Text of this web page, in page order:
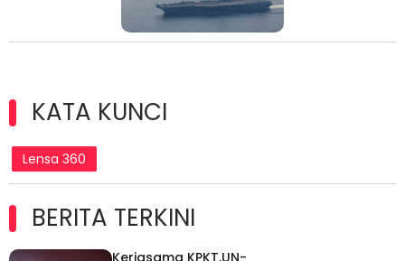
KATA KUNCI
Lensa 360
BERITA TERKINI
Kerjasama KPKT,UN-